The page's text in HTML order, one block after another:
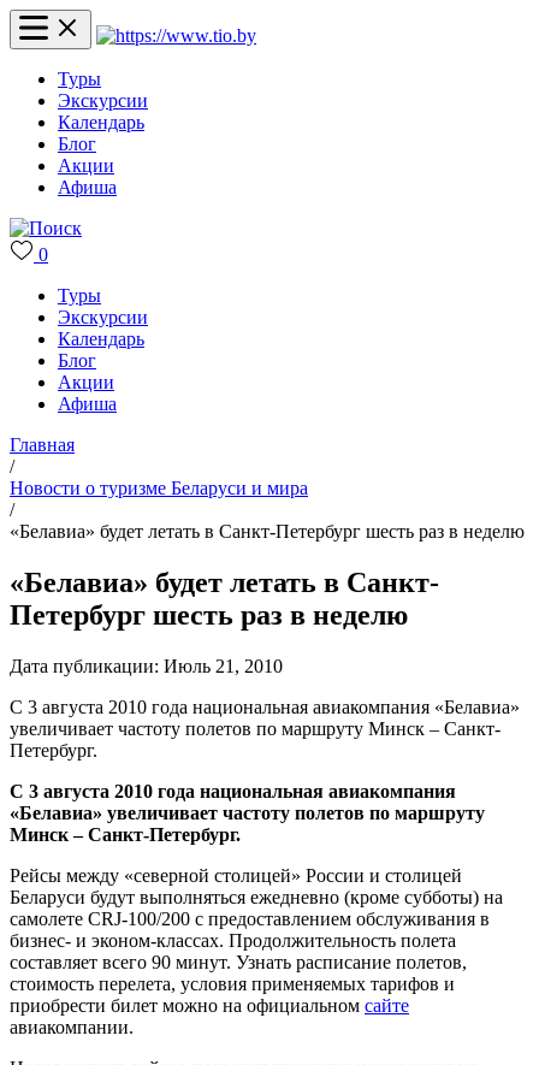
Туры
Экскурсии
Календарь
Блог
Акции
Афиша
0
Туры
Экскурсии
Календарь
Блог
Акции
Афиша
Главная
/
Новости о туризме Беларуси и мира
/
«Белавиа» будет летать в Санкт-Петербург шесть раз в неделю
«Белавиа» будет летать в Санкт-
Петербург шесть раз в неделю
Дата публикации: Июль 21, 2010
С 3 августа 2010 года национальная авиакомпания «Белавиа»
увеличивает частоту полетов по маршруту Минск – Санкт-
Петербург.
С 3 августа 2010 года национальная авиакомпания
«Белавиа» увеличивает частоту полетов по маршруту
Минск – Санкт-Петербург.
Рейсы между «северной столицей» России и столицей
Беларуси будут выполняться ежедневно (кроме субботы) на
самолете CRJ-100/200 с предоставлением обслуживания в
бизнес- и эконом-классах. Продолжительность полета
составляет всего 90 минут. Узнать расписание полетов,
стоимость перелета, условия применяемых тарифов и
приобрести билет можно на официальном сайте
авиакомпании.